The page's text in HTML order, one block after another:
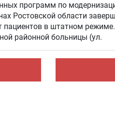
программ по
Ростовской области
в штатном
районной больницы (ул.